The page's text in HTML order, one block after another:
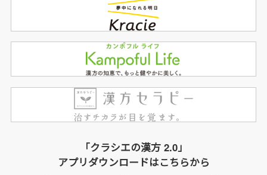
「クラシエの漢方 2.0」
アプリダウンロードはこちらから